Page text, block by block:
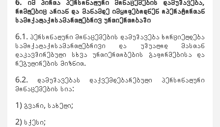
რომლებიცარიანდა მანამდეიმყოფებოდნენ ოპერატორთან
სამოქალაქოსამართლებრივ ურთიერთობაში
6.1. პერსონალური მონაცემების დამუშავება ხორციელდება
სამოქალაქოსამართლებრივი და უშუალოდ მასთან
დაკავშირებული სხვა ურთიერთობების გაფორმებისა და
რეგულირების მიზნით.
6.2. დამუშავებას დაქვემდებარებული პერსონალური
მონაცემების სია:
1) გვარი, სახელი;
2) სქესი;